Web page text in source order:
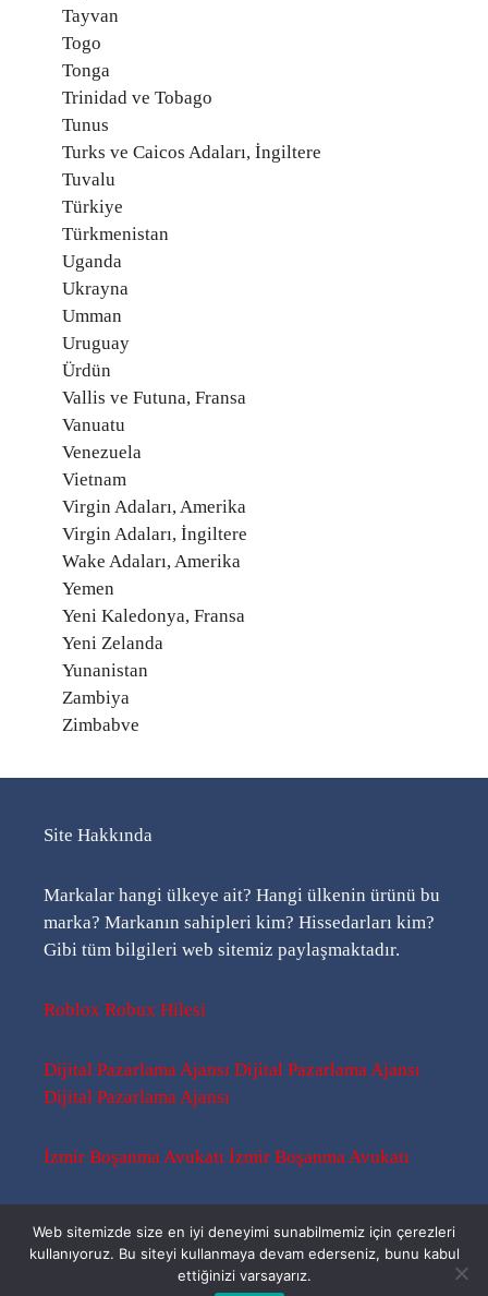
Tayvan
Togo
Tonga
Trinidad ve Tobago
Tunus
Turks ve Caicos Adaları, İngiltere
Tuvalu
Türkiye
Türkmenistan
Uganda
Ukrayna
Umman
Uruguay
Ürdün
Vallis ve Futuna, Fransa
Vanuatu
Venezuela
Vietnam
Virgin Adaları, Amerika
Virgin Adaları, İngiltere
Wake Adaları, Amerika
Yemen
Yeni Kaledonya, Fransa
Yeni Zelanda
Yunanistan
Zambiya
Zimbabve
Site Hakkında
Markalar hangi ülkeye ait? Hangi ülkenin ürünü bu
marka? Markanın sahipleri kim? Hissedarları kim?
Gibi tüm bilgileri web sitemiz paylaşmaktadır.
Roblox Robux Hilesi
Dijital Pazarlama Ajansı Dijital Pazarlama Ajansı
Dijital Pazarlama Ajansı
İzmir Boşanma Avukatı İzmir Boşanma Avukatı
Web sitemizde size en iyi deneyimi sunabilmemiz için çerezleri
kullanıyoruz. Bu siteyi kullanmaya devam ederseniz, bunu kabul
ettiğinizi varsayarız.